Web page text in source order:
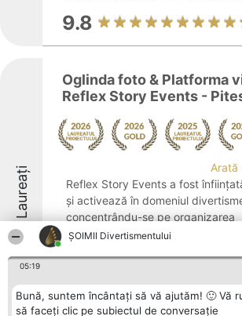
ŞOIMII Divertismentului
05:19
Bună, suntem încântați să vă ajutăm! 🙂 Vă
să faceți clic pe subiectul de conversație
9.8
Laureați
Oglinda foto & Platforma
Reflex Story Events -
Arată
Reflex Story Events a fost
și activează în domeniul
concentrându-se pe organizarea
evenimentelor din Pitești și
nunților, ...